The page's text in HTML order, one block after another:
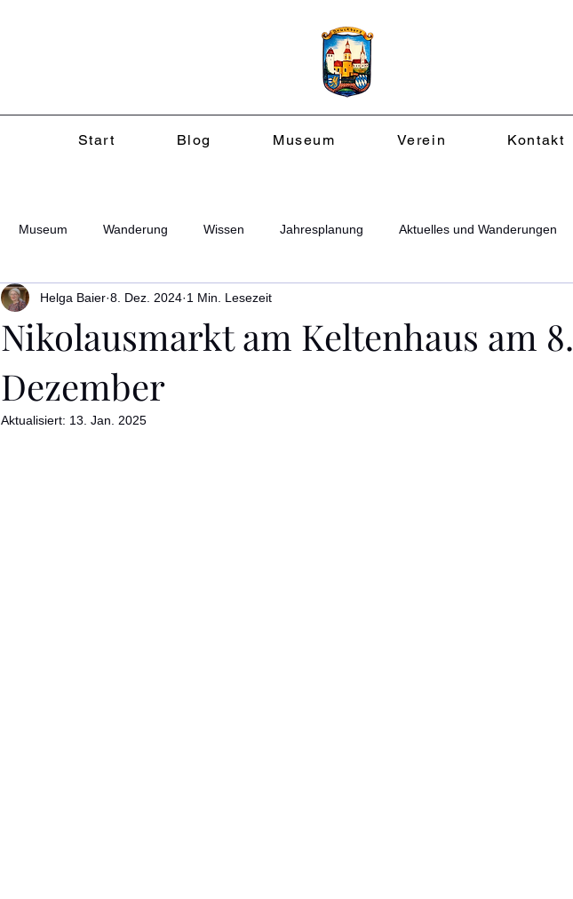
Start Blog Museum Verein Kontakt
Museum Wanderung Wissen Jahresplanung Aktuelles und Wanderungen
Nikolausmarkt am Keltenhaus am 8.
Dezember
Helga Baier 8. Dez. 2024 1 Min. Lesezeit
Aktualisiert: 13. Jan. 2025